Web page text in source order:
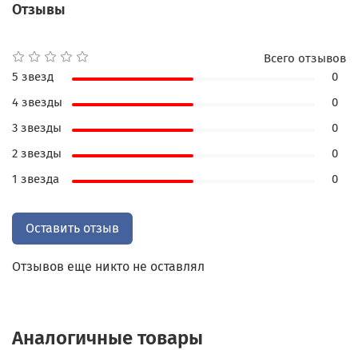
Отзывы
Отзывов еще никто не оставлял
Всего отзывов
5 звезд
0
4 звезды
0
3 звезды
0
2 звезды
0
1 звезда
0
Оставить отзыв
Аналогичные товары